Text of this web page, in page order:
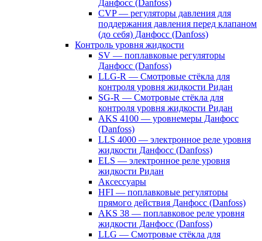
Данфосс (Danfoss)
CVP — регуляторы давления для
поддержания давления перед клапаном
(до себя) Данфосс (Danfoss)
Контроль уровня жидкости
SV — поплавковые регуляторы
Данфосс (Danfoss)
LLG-R — Смотровые стёкла для
контроля уровня жидкости Ридан
SG-R — Смотровые стёкла для
контроля уровня жидкости Ридан
AKS 4100 — уровнемеры Данфосс
(Danfoss)
LLS 4000 — электронное реле уровня
жидкости Данфосс (Danfoss)
ELS — электронное реле уровня
жидкости Ридан
Аксессуары
HFI — поплавковые регуляторы
прямого действия Данфосс (Danfoss)
AKS 38 — поплавковое реле уровня
жидкости Данфосс (Danfoss)
LLG — Смотровые стёкла для